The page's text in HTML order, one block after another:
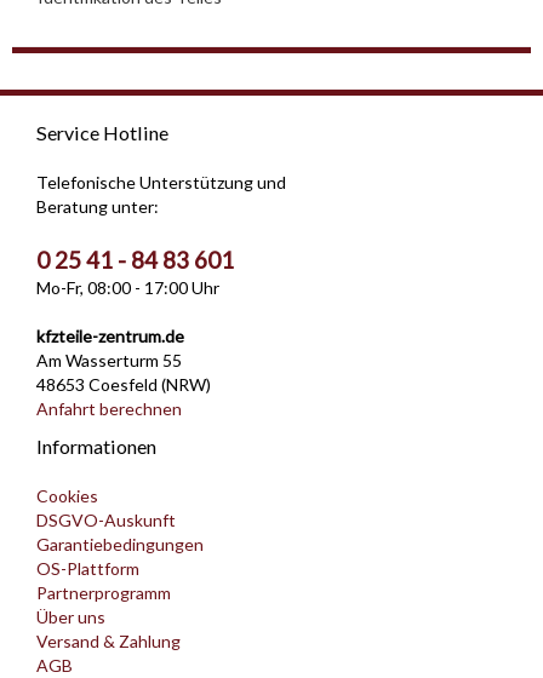
Service Hotline
Telefonische Unterstützung und
Beratung unter:
0 25 41 - 84 83 601
Mo-Fr, 08:00 - 17:00 Uhr
kfzteile-zentrum.de
Am Wasserturm 55
48653 Coesfeld (NRW)
Anfahrt berechnen
Informationen
Cookies
DSGVO-Auskunft
Garantiebedingungen
OS-Plattform
Partnerprogramm
Über uns
Versand & Zahlung
AGB